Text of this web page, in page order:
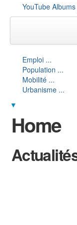
YouTube
Vie
Déclaration de
Budgets
Emploi ...
Population ...
Mobilité ...
Urbanisme ...
▼
Home